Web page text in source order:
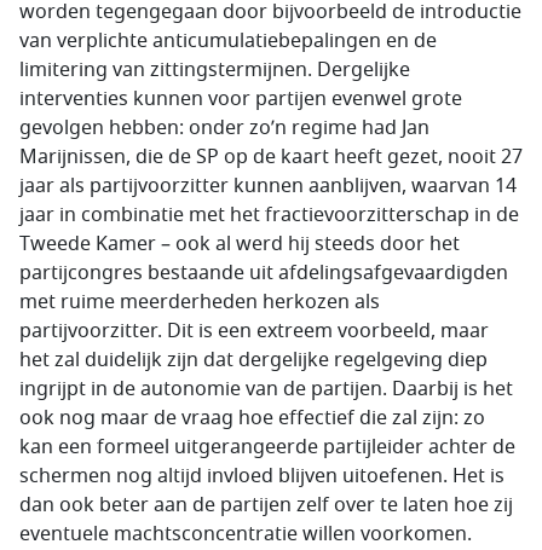
worden tegengegaan door bijvoorbeeld de introductie
van verplichte anticumulatiebepalingen en de
limitering van zittingstermijnen. Dergelijke
interventies kunnen voor partijen evenwel grote
gevolgen hebben: onder zo’n regime had Jan
Marijnissen, die de SP op de kaart heeft gezet, nooit 27
jaar als partijvoorzitter kunnen aanblijven, waarvan 14
jaar in combinatie met het fractievoorzitterschap in de
Tweede Kamer – ook al werd hij steeds door het
partijcongres bestaande uit afdelingsafgevaardigden
met ruime meerderheden herkozen als
partijvoorzitter. Dit is een extreem voorbeeld, maar
het zal duidelijk zijn dat dergelijke regelgeving diep
ingrijpt in de autonomie van de partijen. Daarbij is het
ook nog maar de vraag hoe effectief die zal zijn: zo
kan een formeel uitgerangeerde partijleider achter de
schermen nog altijd invloed blijven uitoefenen. Het is
dan ook beter aan de partijen zelf over te laten hoe zij
eventuele machtsconcentratie willen voorkomen.